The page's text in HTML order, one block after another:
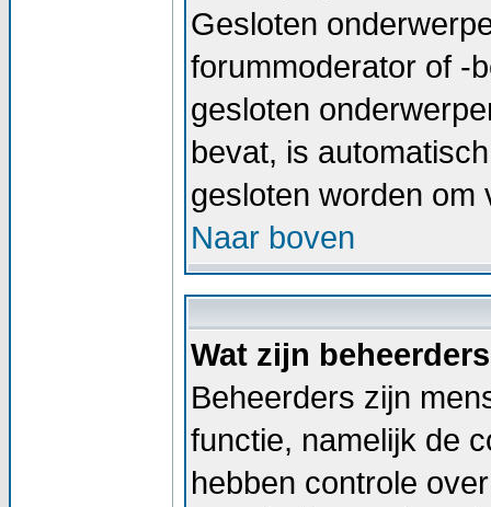
Gesloten
forummoderator of -
gesloten
bevat, is
gesloten worden om
Naar boven
Wat zijn
Beheerders zijn
functie, namelijk de
hebben controle